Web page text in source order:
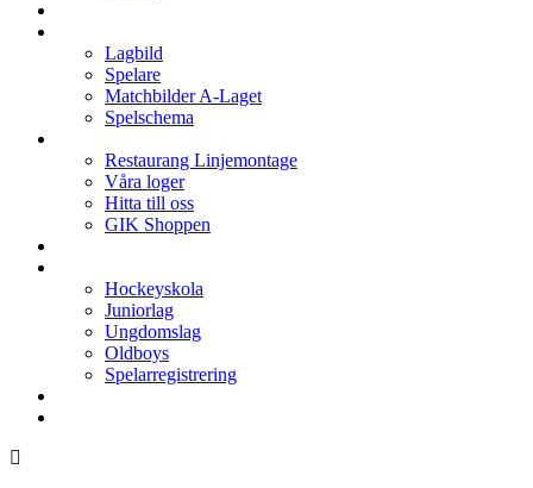
Lagbild
Spelare
Matchbilder A-Laget
Spelschema
Restaurang Linjemontage
Våra loger
Hitta till oss
GIK Shoppen
Hockeyskola
Juniorlag
Ungdomslag
Oldboys
Spelarregistrering